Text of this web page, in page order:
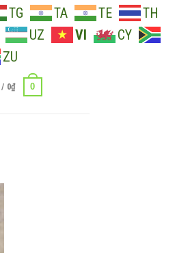
TG TA TE
TH
UZ VI
CY
ZU
/ 0₫ 0